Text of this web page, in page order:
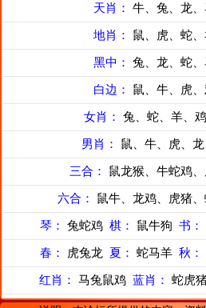
天肖： 牛、兔、龙
地肖： 鼠、虎、蛇
黑中： 兔、龙、蛇
白边： 鼠、牛、虎
女肖： 兔、蛇、羊、
男肖： 鼠、牛、虎、
三合： 鼠龙猴、牛蛇鸡
六合： 鼠牛、龙鸡、虎猪
琴： 兔蛇鸡 棋： 鼠牛狗 书：
春：
虎兔龙 夏： 蛇马羊 秋：
红肖： 马兔鼠鸡 蓝肖： 蛇虎